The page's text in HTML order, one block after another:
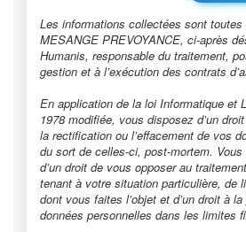
Les informations collectées sont
MESANGE PREVOYANCE, ci-après
Humanis, responsable du traitement,
gestion et à l’exécution des contrats
En application de la loi Informatique et
1978 modifiée, vous disposez d’un
la rectification ou l’effacement de vos
du sort de celles-ci, post-mortem.
d’un droit de vous opposer au
tenant à votre situation particulière, de
dont vous faites l’objet et d’un droit à
données personnelles dans les limites